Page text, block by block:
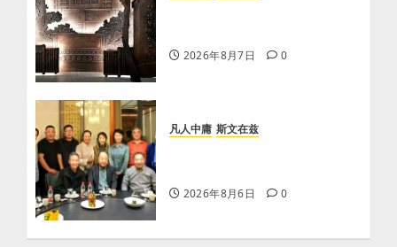
2026年8月7日 0
凡人中庸 斯文在兹
2026年8月6日 0